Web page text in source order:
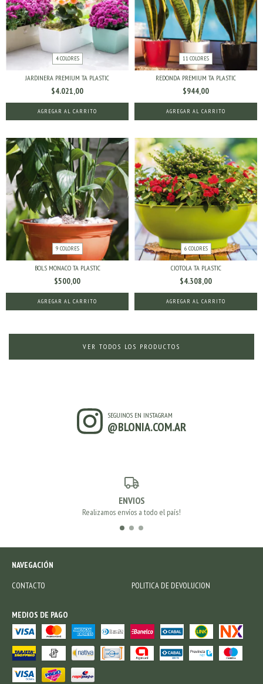
4 COLORES
JARDINERA PREMIUM TA PLASTIC
$4.021,00
AGREGAR AL CARRITO
11 COLORES
REDONDA PREMIUM TA PLASTIC
$944,00
AGREGAR AL CARRITO
9 COLORES
BOLS MONACO TA PLASTIC
$500,00
AGREGAR AL CARRITO
6 COLORES
CIOTOLA TA PLASTIC
$4.308,00
AGREGAR AL CARRITO
VER TODOS LOS PRODUCTOS
SEGUINOS EN INSTAGRAM
@BLONIA.COM.AR
ENVIOS
Realizamos envíos a todo el país!
NAVEGACIÓN
CONTACTO
POLITICA DE DEVOLUCION
MEDIOS DE PAGO